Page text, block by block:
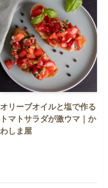
オリーブオイルと塩で作る
トマトサラダが激ウマ｜か
わしま屋